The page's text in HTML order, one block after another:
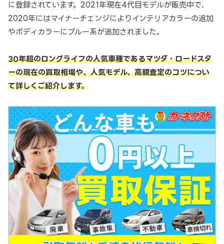
に登録されています。2021年現在4代目モデルが販売中で、
2020年にはマイナーチェンジによりインテリアカラーの追加
やボディカラーにブルー系が追加されました。
30年超のロングライフの人気車種であるマツダ・ロードスタ
ーの現在の買取相場や、人気モデル、高額査定のコツについ
て詳しくご紹介します。